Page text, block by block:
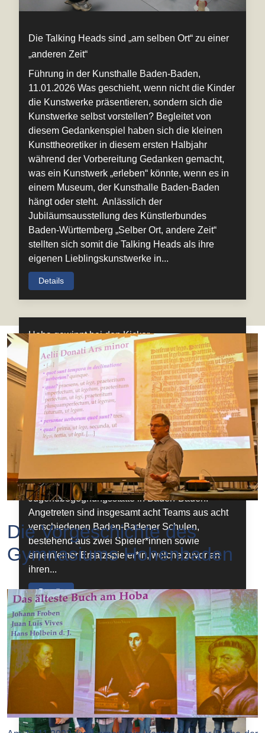
Die Talking Heads sind „am selben Ort“ zu einer
„anderen Zeit“
Führung in der Kunsthalle Baden-Baden,
11.01.2026 Was geschieht, wenn nicht die Kinder
die Kunstwerke präsentieren, sondern sich die
Kunstwerke selbst vorstellen? Begleitet von
diesem Gedankenspiel haben sich die kleinen
Kunsttheoretiker in diesem ersten Halbjahr
während der Vorbereitung Gedanken gemacht,
was ein Kunstwerk „erleben“ könnte, wenn es in
einem Museum, der Kunsthalle Baden-Baden
hängt oder steht. Anlässlich der
Jubiläumsausstellung des Künstlerbundes
Baden-Württemberg „Selber Ort, andere Zeit“
stellten sich somit die Talking Heads als ihre
eigenen Lieblingskunstwerke in...
Details
Hoba gewinnt bei den Kicker-
Schulmeisterschaften
Schulsozialarbeit und Offene Kinder- und
Jugendarbeit der Stadt Baden-Baden ziehen
positive Bilanz Das Jubiläumsturnier der 10.
Kicker-Schulmeisterschaft war ein voller Erfolg.
Am 20.10.25 fand in Kooperation der Offenen
Kinder- und Jugendarbeit mit der
Schulsozialarbeit Baden-Baden das Jubiläum der
zehnten Kicker-Schulmeisterschaft statt.
Veranstaltungsort war die
Jugendbegegnungsstätte in Baden-Baden.
Angetreten sind insgesamt acht Teams aus acht
verschiedenen Baden-Badener Schulen,
bestehend aus zwei Spieler*innen sowie
einem/einer Ersatzspieler*in, welche zuvor an
ihren...
Details
Die Vorgeschichte des
Gymnasiums Hohenbaden